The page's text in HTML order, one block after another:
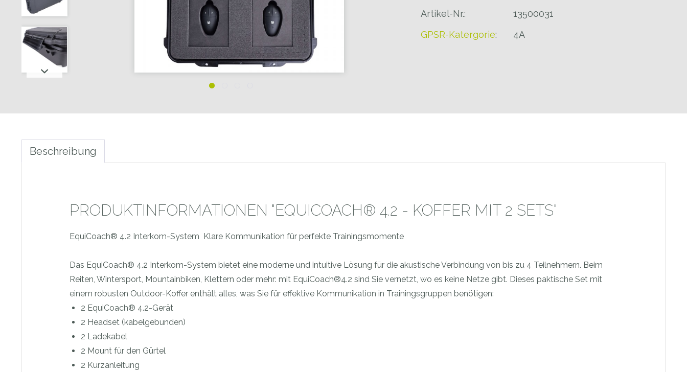
Artikel-Nr.:
13500031
GPSR-Katergorie: 4A
Beschreibung
PRODUKTINFORMATIONEN "EQUICOACH® 4.2 - KOFFER MIT 2 SETS"
EquiCoach® 4.2 Interkom-System  Klare Kommunikation für perfekte Trainingsmomente
Das EquiCoach® 4.2 Interkom-System bietet eine moderne und intuitive Lösung für die akustische Verbindung von bis zu 4 Teilnehmern. Beim
Reiten, Wintersport, Mountainbiken, Klettern oder mehr: mit EquiCoach®4.2 sind Sie vernetzt, wo es keine Netze gibt. Dieses paktische Set mit
einem robusten Outdoor-Koffer enthält alles, was Sie für effektive Kommunikation in Trainingsgruppen benötigen:
2 EquiCoach® 4.2-Gerät
2 Headset (kabelgebunden)
2 Ladekabel
2 Mount für den Gürtel
2 Kurzanleitung